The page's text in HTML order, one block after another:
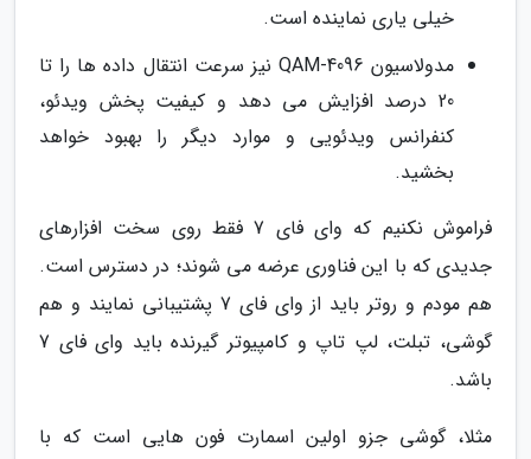
خیلی یاری نماینده است.
مدولاسیون 4096-QAM نیز سرعت انتقال داده ها را تا
20 درصد افزایش می دهد و کیفیت پخش ویدئو،
کنفرانس ویدئویی و موارد دیگر را بهبود خواهد
بخشید.
فراموش نکنیم که وای فای 7 فقط روی سخت افزارهای
جدیدی که با این فناوری عرضه می شوند؛ در دسترس است.
هم مودم و روتر باید از وای فای 7 پشتیبانی نمایند و هم
گوشی، تبلت، لپ تاپ و کامپیوتر گیرنده باید وای فای 7
باشد.
مثلا، گوشی جزو اولین اسمارت فون هایی است که با